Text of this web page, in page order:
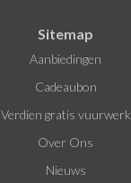
Sitemap
Aanbiedingen
Cadeaubon
Verdien gratis vuurwerk
Over Ons
Nieuws